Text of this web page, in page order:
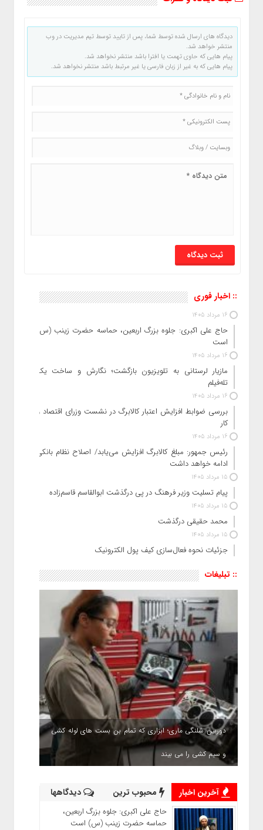
دیدگاه های ارسال شده توسط شما، پس از تایید توسط تیم مدیریت در وب
منتشر خواهد شد.
پیام هایی که حاوی تهمت یا افترا باشد منتشر نخواهد شد.
پیام هایی که به غیر از زبان فارسی یا غیر مرتبط باشد منتشر نخواهد شد.
:: اخبار فوری
16 مرداد 1405
حاج‌ علی‌ اکبری: جلوه بزرگ اربعین، حماسه حضرت زینب (س)
است
16 مرداد 1405
مازیار لرستانی به تلویزیون بازگشت؛ نگارش و ساخت یک
تله‌فیلم
16 مرداد 1405
بررسی ضوابط افزایش اعتبار کالابرگ در نشست وزرای اقتصاد و
کار
16 مرداد 1405
رئیس‌ جمهور: مبلغ کالابرگ افزایش می‌یابد/ اصلاح نظام بانکی
ادامه خواهد داشت
15 مرداد 1405
پیام تسلیت وزیر فرهنگ در پی درگذشت ابوالقاسم قاسم‌زاده
15 مرداد 1405
محمد حقیقی درگذشت
15 مرداد 1405
جزئیات نحوه فعال‌سازی کیف پول الکترونیک
:: تبلیغات
دوربین شلنگی ماری؛ ابزاری که تمام بن بست های لوله کشی
و سیم کشی را می بیند
آخرین اخبار محبوب ترین دیدگاهها
حاج‌ علی‌ اکبری: جلوه بزرگ اربعین،
حماسه حضرت زینب (س) است